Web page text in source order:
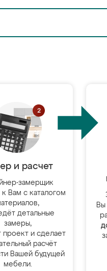
и расчет
замерщик
Вам с каталогом
детальные
замеры,
проект и сделает
расчёт
Вашей будущей
мебели.
Вы